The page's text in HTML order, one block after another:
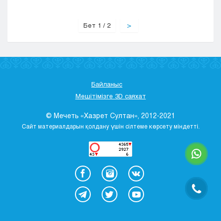
Бет 1 / 2 >
Байланыс
Мешітімізге 3D саяхат
© Мечеть «Хазрет Султан», 2012-2021
Сайт материалдарын қолдану үшін сілтеме көрсету міндетті.